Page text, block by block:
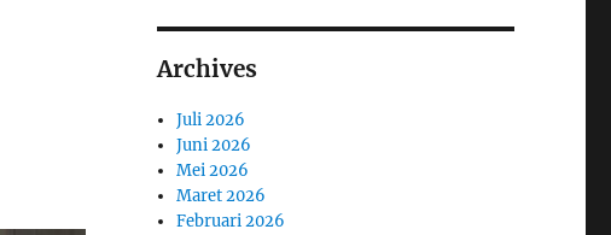
Archives
Juli 2026
Juni 2026
Mei 2026
Maret 2026
Februari 2026